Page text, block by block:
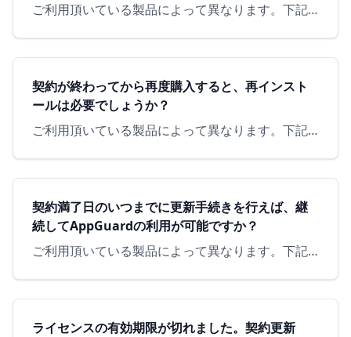
ご利用頂いている製品によって異なります。下記ご参照頂けますようお願いいたします。 手続き後に、アンインストール (下記①②) を行ってください。【 AppGuard Soloのお客様 】特に解約の為の…
契約が終わってから再度購入すると、再インスト
ールは必要でしょうか？
ご利用頂いている製品によって異なります。下記ご参照頂けますようお願いいたします。 【 AppGuard Soloのお客様 】契約終了日を過ぎてから、お使いのライセンスIDの遡及更新を行った場合は再イン…
契約満了日のいつまでに更新手続きを行えば、継
続してAppGuardの利用が可能ですか？
ご利用頂いている製品によって異なります。下記ご参照頂けますようお願いいたします。 【 AppGuard Soloのお客様 】ご購入頂いております販売店様経由での契約継続手続きとなりますので、できるだけ…
ライセンスの有効期限が切れました。契約更新